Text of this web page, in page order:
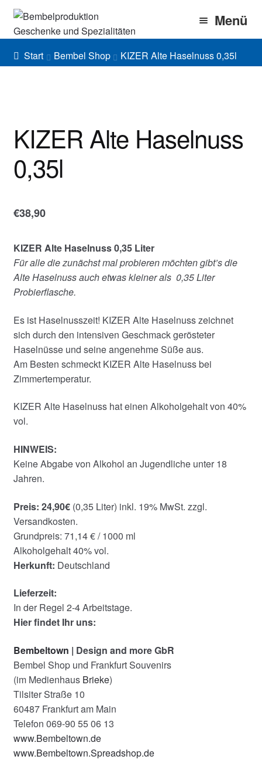
Zur
Navigation
Zum
Inhalt
Menü
Home
Blog
Gallery
Start Bembel Shop KIZER Alte Haselnuss 0,35l
KIZER Alte Haselnuss
0,35l
€38,90
KIZER Alte Haselnuss 0,35 Liter
Für alle die zunächst mal probieren möchten gibt’s die
Alte Haselnuss auch etwas kleiner als 0,35 Liter
Probierflasche.
Es ist Haselnusszeit! KIZER Alte Haselnuss zeichnet
sich durch den intensiven Geschmack gerösteter
Haselnüsse und seine angenehme Süße aus.
Am Besten schmeckt KIZER Alte Haselnuss bei
Zimmertemperatur.
KIZER Alte Haselnuss hat einen Alkoholgehalt von 40%
vol.
HINWEIS:
Keine Abgabe von Alkohol an Jugendliche unter 18
Jahren.
Preis: 24,90€(0,35 Liter) inkl. 19% MwSt. zzgl.
Versandkosten.
Grundpreis: 71,14 € / 1000 ml
Alkoholgehalt 40% vol.
Herkunft: Deutschland
Lieferzeit:
In der Regel 2-4 Arbeitstage.
Hier findet Ihr uns:
Bembeltown | Design and more GbR
Bembel Shop und Frankfurt Souvenirs
(im Medienhaus Brieke)
Tilsiter Straße 10
60487 Frankfurt am Main
Telefon 069-90 55 06 13
www.Bembeltown.de
www.Bembeltown.Spreadshop.de